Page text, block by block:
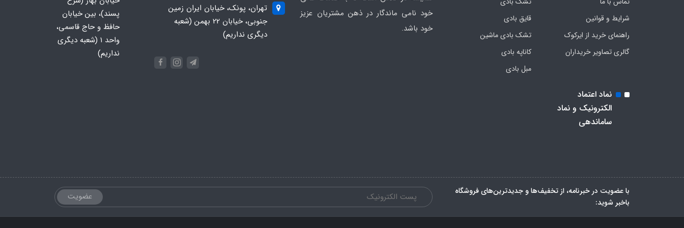
شرایط و قوانین
راهنمای خرید از ایرکوک
گالری تصاویر خریداران
قایق بادی
تشک بادی ماشین
کاناپه بادی
مبل بادی
خود نامی ماندگار در ذهن مشتریان عزیز
خود باشد.
تهران، پونک، خیابان ایران زمین
جنوبی، خیابان 22 بهمن (شعبه
دیگری نداریم)
پسند)، بین خیابان
حافظ و حاج قاسمی،
واحد ۱ (شعبه دیگری
نداریم)
نماد اعتماد
الکترونیک و نماد
ساماندهی
با عضویت در خبرنامه، از تخفیف‌ها و جدیدترین‌های فروشگاه
باخبر شوید:
عضویت